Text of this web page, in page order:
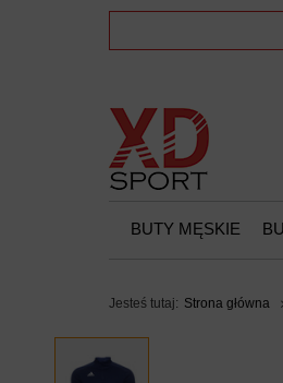
BUTY MĘSKIE
Jesteś tutaj: Strona główna